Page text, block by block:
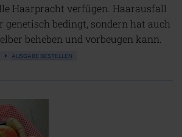
Haarpracht verfügen. Haarausfall
bedingt, sondern hat auch
beheben und vorbeugen kann.
AUSGABE BESTELLEN